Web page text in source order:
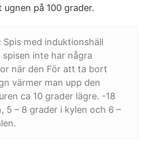
ugnen på 100 grader.
med induktionshäll
inte har några
när den För att ta bort
värmer man upp den
ca 10 grader lägre. -18
5 – 8 grader i kylen och 6 –